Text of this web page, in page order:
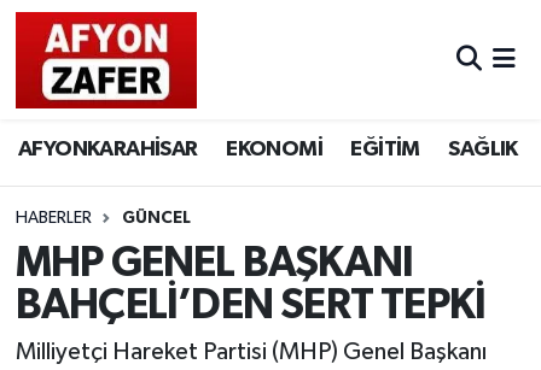
AFYONKARAHİSAR EKONOMİ EĞİTİM SAĞLIK
HABERLER GÜNCEL
MHP GENEL BAŞKANI
BAHÇELİ’DEN SERT TEPKİ
Milliyetçi Hareket Partisi (MHP) Genel Başkanı